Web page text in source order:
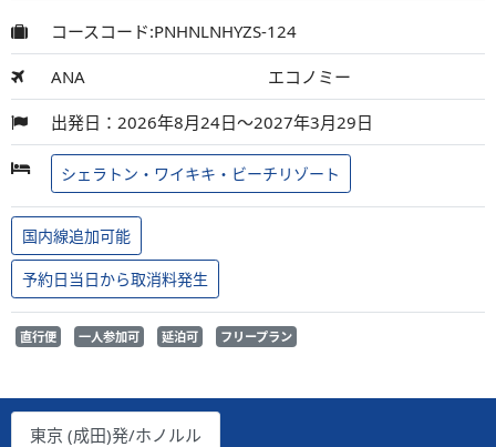
コースコード:PNHNLNHYZS-124
ANA エコノミー
出発日：2026年8月24日～2027年3月29日
シェラトン・ワイキキ・ビーチリゾート
国内線追加可能
予約日当日から取消料発生
直行便 一人参加可 延泊可 フリープラン
東京 (成田)発/ホノルル